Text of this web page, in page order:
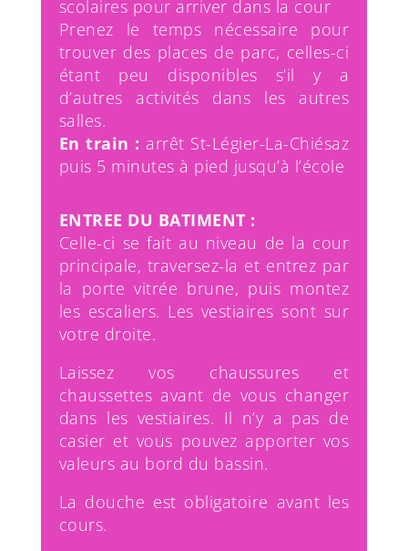
scolaires pour arriver dans la cour
Prenez le temps nécessaire pour
trouver des places de parc, celles-ci
étant peu disponibles s’il y a
d’autres activités dans les autres
salles.
En train : arrêt St-Légier-La-Chiésaz
puis 5 minutes à pied jusqu’à l’école
ENTREE DU BATIMENT :
Celle-ci se fait au niveau de la cour
principale, traversez-la et entrez par
la porte vitrée brune, puis montez
les escaliers. Les vestiaires sont sur
votre droite.
Laissez vos chaussures et
chaussettes avant de vous changer
dans les vestiaires. Il n’y a pas de
casier et vous pouvez apporter vos
valeurs au bord du bassin.
La douche est obligatoire avant les
cours.